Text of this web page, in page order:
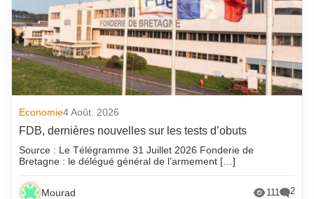
Economie4 Août. 2026
FDB, dernières nouvelles sur les tests d’obuts
Source : Le Télégramme 31 Juillet 2026 Fonderie de
Bretagne : le délégué général de l’armement […]
Mourad 111 2